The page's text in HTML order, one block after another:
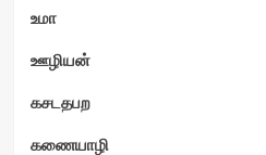
உமா
ஊழியன்
கசடதபற
கணையாழி